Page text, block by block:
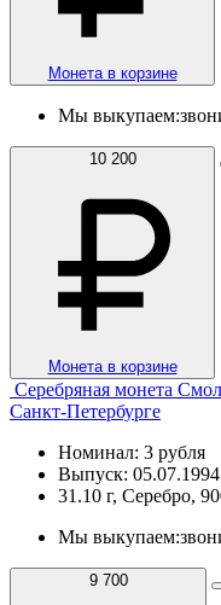
Монета в корзине
Мы выкупаем:
10 200
Монета в корзине
Серебряная монета
Санкт-Петербурге
Номинал: 3 рубля
Выпуск: 05.07.1994
31.10 г, Серебро,
Мы выкупаем:
9 700